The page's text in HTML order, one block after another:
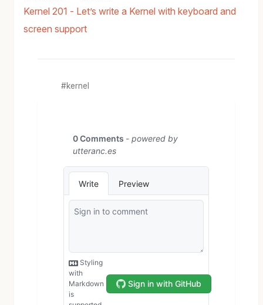
Kernel 201 - Let’s write a Kernel with keyboard and
screen support
kernel